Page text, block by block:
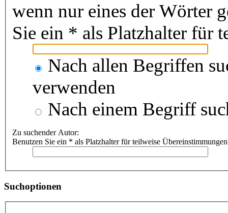
wenn nur eines der Wörter
Sie ein * als Platzhalter für
Nach allen Begriffen
verwenden
Nach einem Begriff
Zu suchender Autor:
Benutzen Sie ein * als Platzhalter für teilweise
Suchoptionen